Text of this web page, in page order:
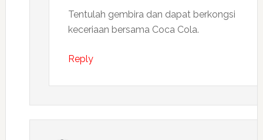
Tentulah gembira dan dapat berkongsi
keceriaan bersama Coca Cola.
Reply